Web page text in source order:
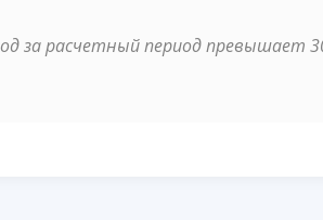
за расчетный период превышает